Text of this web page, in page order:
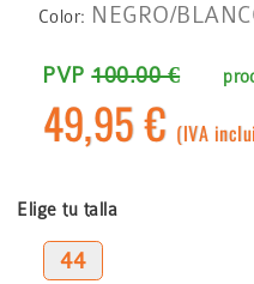
Color: NEGRO/
PVP100.00 €
49,95 € (IVA
Elige tu talla
44